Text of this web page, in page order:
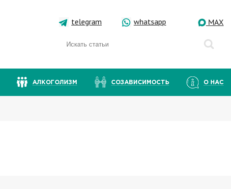
telegram whatsapp MAX
АЛКОГОЛИЗМ СОЗАВИСИМОСТЬ О НАС